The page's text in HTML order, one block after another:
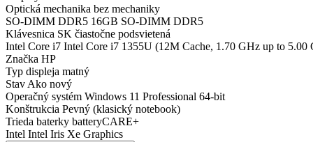
Optická mechanika bez mechaniky
SO-DIMM DDR5 16GB SO-DIMM DDR5
Klávesnica SK čiastočne podsvietená
Intel Core i7 Intel Core i7 1355U (12M Cache, 1.70 GHz up to 5.00
Značka HP
Typ displeja matný
Stav Ako nový
Operačný systém Windows 11 Professional 64-bit
Konštrukcia Pevný (klasický notebook)
Trieda baterky batteryCARE+
Intel Intel Iris Xe Graphics